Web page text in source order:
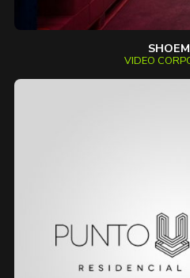
VIDEO